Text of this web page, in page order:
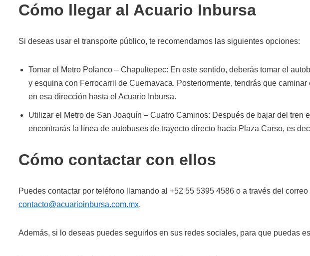
Cómo llegar al Acuario Inbursa
Si deseas usar el transporte público, te recomendamos las siguientes opciones:
Tomar el Metro Polanco – Chapultepec: En este sentido, deberás tomar el
y esquina con Ferrocarril de Cuernavaca. Posteriormente, tendrás que
en esa dirección hasta el Acuario Inbursa.
Utilizar el Metro de San Joaquín – Cuatro Caminos: Después de bajar del tren
encontrarás la línea de autobuses de trayecto directo hacia Plaza Carso, es
Cómo contactar con ellos
Puedes contactar por teléfono llamando al +52 55 5395 4586 o a través del
contacto@acuarioinbursa.com.mx.
Además, si lo deseas puedes seguirlos en sus redes sociales, para que puedas